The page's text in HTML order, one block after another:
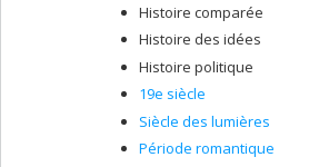
Histoire comparée
Histoire des idées
Histoire politique
19e siècle
Siècle des lumières
Période romantique